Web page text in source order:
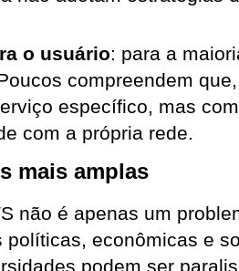
o usuário: para a
compreendem
específico, mas
com a própria rede.
mais amplas
não é apenas um
políticas, econômicas e
podem ser